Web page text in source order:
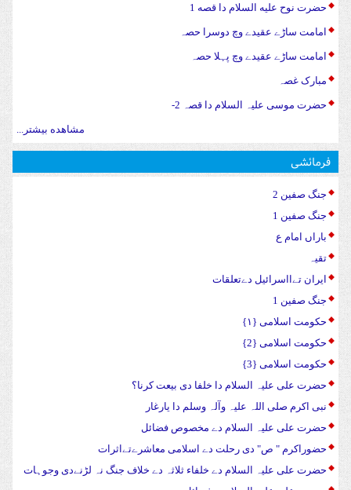
حضرت نوح علیه السلام دا قصه 1
امامت ساڑے عقیدے وچ دوسرا حصہ
امامت ساڑے عقیدے وچ پہلا حصہ
مبارک غصہ
حضرت موسی علیہ السلام دا قصہ 2-
مشاهده بیشتر...
فرمائشی
جنگ صفین 2
جنگ صفین 1
باراں امام ع
تقیہ
ایران تےااسرائیل دےتعلقات
جنگ صفین 1
حکومت اسلامی {۱}
حکومت اسلامی {2}
حکومت اسلامی {3}
حضرت علی علیہ السلام دا خلفا دی بیعت کرنا؟
نبی اکرم صلی اللہ علیہ وآلہ وسلم دا یارغار
حضرت علی علیہ السلام دے مخصوص فضائل
حضوراکرم " ص" دی رحلت دے اسلامی معاشرےتےاثرات
حضرت علی علیہ السلام دے خلفاء ثلاثہ دے خلاف جنگ نہ لڑنےدی وجوہات